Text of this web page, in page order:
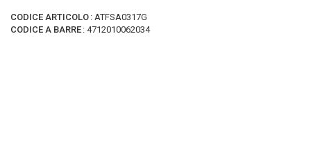
CODICE ARTICOLO : ATFSA0317G
CODICE A BARRE : 4712010062034